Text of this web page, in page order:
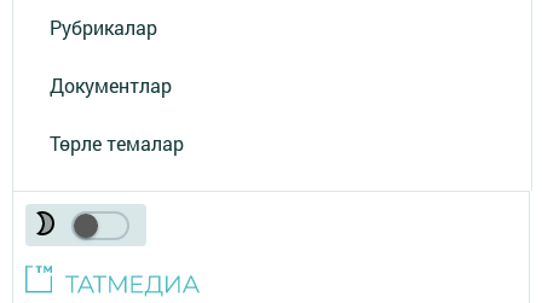
Рубрикалар
Документлар
Төрле темалар